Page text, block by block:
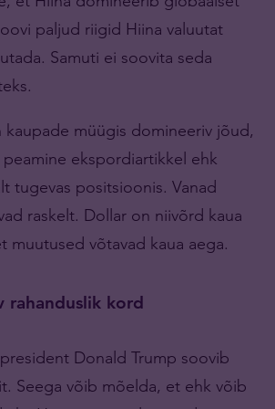
paljud riigid Hiina valuutat
Samuti ei soovita seda
kaupade müügis domineeriv jõud,
peamine ekspordiartikkel ehk
tugevas positsioonis. Vanad
raskelt. Dollar on niivõrd kaua
muutused võtavad kaua aega.
rahanduslik kord
Donald Trump soovib
Seega võib mõelda, et ehk võib